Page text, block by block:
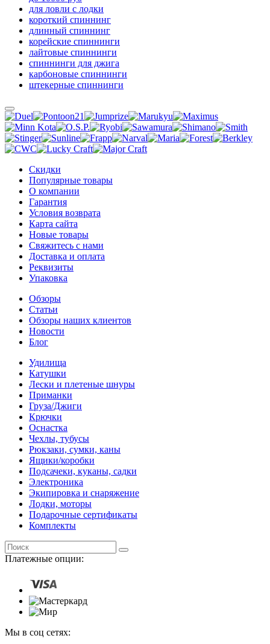
для ловли с лодки
короткий спиннинг
длинный спиннинг
корейские спиннинги
лайтовые спиннинги
спиннинги для джига
карбоновые спиннинги
штекерные спиннинги
Скидки
Популярные товары
О компании
Гарантия
Условия возврата
Карта сайта
Новые товары
Свяжитесь с нами
Доставка и оплата
Реквизиты
Упаковка
Обзоры
Статьи
Обзоры наших клиентов
Новости
Блог
Удилища
Катушки
Лески и плетеные шнуры
Приманки
Груза/Джиги
Крючки
Оснастка
Чехлы, тубусы
Рюкзаки, сумки, каны
Ящики/коробки
Подсачеки, куканы, садки
Электроника
Экипировка и снаряжение
Лодки, моторы
Подарочные сертификаты
Комплекты
Платежные опции:
Мы в соц сетях: